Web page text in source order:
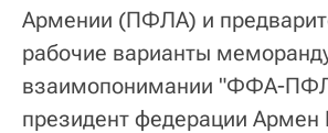
Армении (ПФЛА) и
рабочие варианты
взаимопонимании "ФФА-
президент федерации Армен